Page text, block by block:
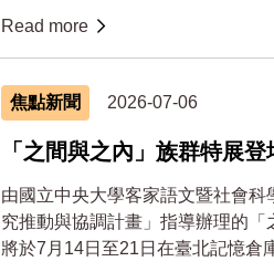
Read more
焦點新聞 2026-07-06
「之間與之內」族群特展
由國立中央大學客家語文暨社會
究推動與協調計畫」指導辦理的「
將於7月14日至21日在臺北記憶倉